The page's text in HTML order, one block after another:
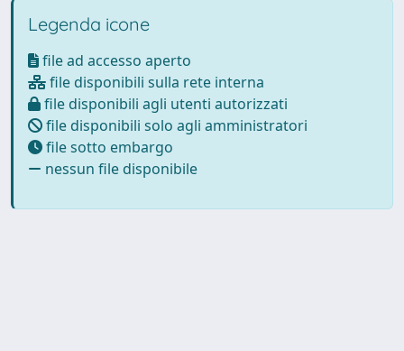
Legenda icone
file ad accesso aperto
file disponibili sulla rete interna
file disponibili agli utenti autorizzati
file disponibili solo agli amministratori
file sotto embargo
nessun file disponibile